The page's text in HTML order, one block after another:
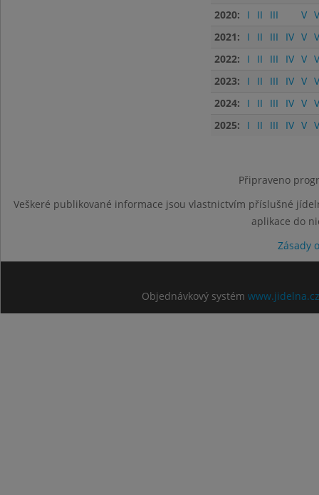
2020:
I II III V
2021:
I II III IV V
2022:
I II III IV V
2023:
I II III IV V
2024:
I II III IV V
2025:
I II III IV V
Připraveno
Veškeré publikované informace jsou vlastnictvím příslušné
aplikace do
Zásady
Objednávkový systém www.jidelna.cz